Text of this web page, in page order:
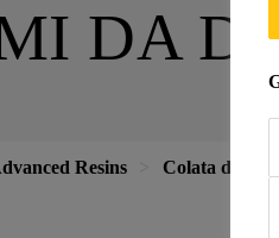
DA
Resins Colata di